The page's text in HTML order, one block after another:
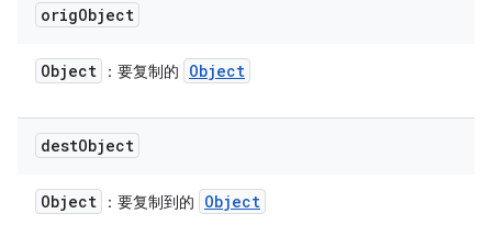
origObject
Object ：要复制的 Object
destObject
Object ：要复制到的 Object